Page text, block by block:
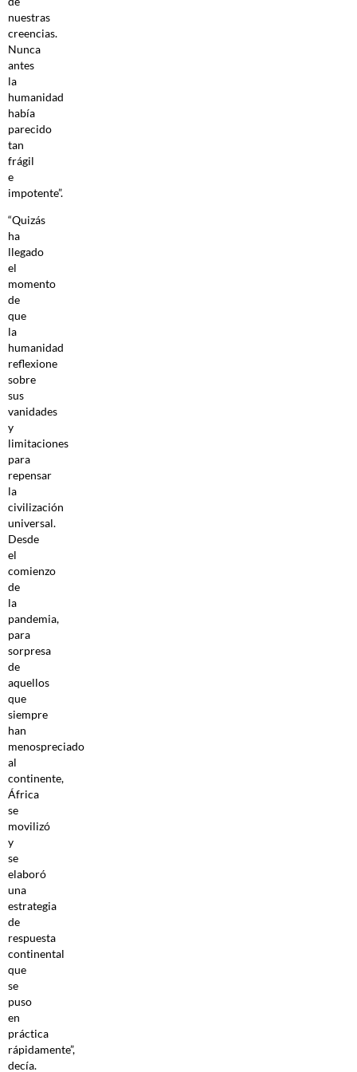
nuestras
creencias.
Nunca
antes
la
humanidad
había
parecido
tan
frágil
e
impotente”.
“Quizás
ha
llegado
el
momento
de
que
la
humanidad
reflexione
sobre
sus
vanidades
y
limitaciones
para
repensar
la
civilización
universal.
Desde
el
comienzo
de
la
pandemia,
para
sorpresa
de
aquellos
que
siempre
han
menospreciado
al
continente,
África
se
movilizó
y
se
elaboró
una
estrategia
de
respuesta
continental
que
se
puso
en
práctica
rápidamente”,
decía.